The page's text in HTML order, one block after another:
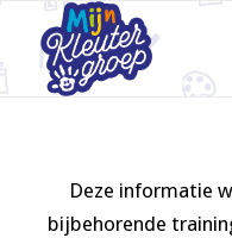
Deze informatie
bijbehorende